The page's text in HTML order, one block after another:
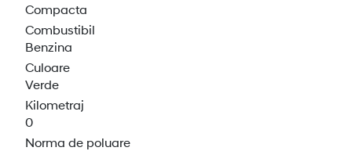
Compacta
Combustibil
Benzina
Culoare
Verde
Kilometraj
0
Norma de poluare